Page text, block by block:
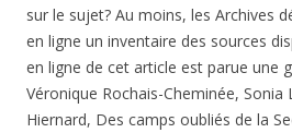
sur le sujet? Au moins, les Archives
en ligne un inventaire des sources
en ligne de cet article est parue une
Véronique Rochais-Cheminée, Sonia
Hiernard, Des camps oubliés de la